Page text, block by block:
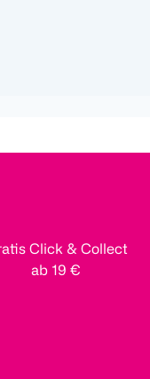
Click & Collect
ab 19 €